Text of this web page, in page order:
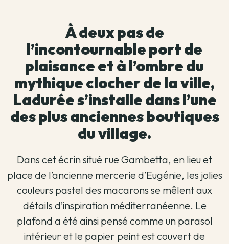
À deux pas de
l’incontournable port de
plaisance et à l’ombre du
mythique clocher de la ville,
Ladurée s’installe dans l’une
des plus anciennes boutiques
du village.
Dans cet écrin situé rue Gambetta, en lieu et
place de l’ancienne mercerie d’Eugénie, les jolies
couleurs pastel des macarons se mêlent aux
détails d’inspiration méditerranéenne. Le
plafond a été ainsi pensé comme un parasol
intérieur et le papier peint est couvert de